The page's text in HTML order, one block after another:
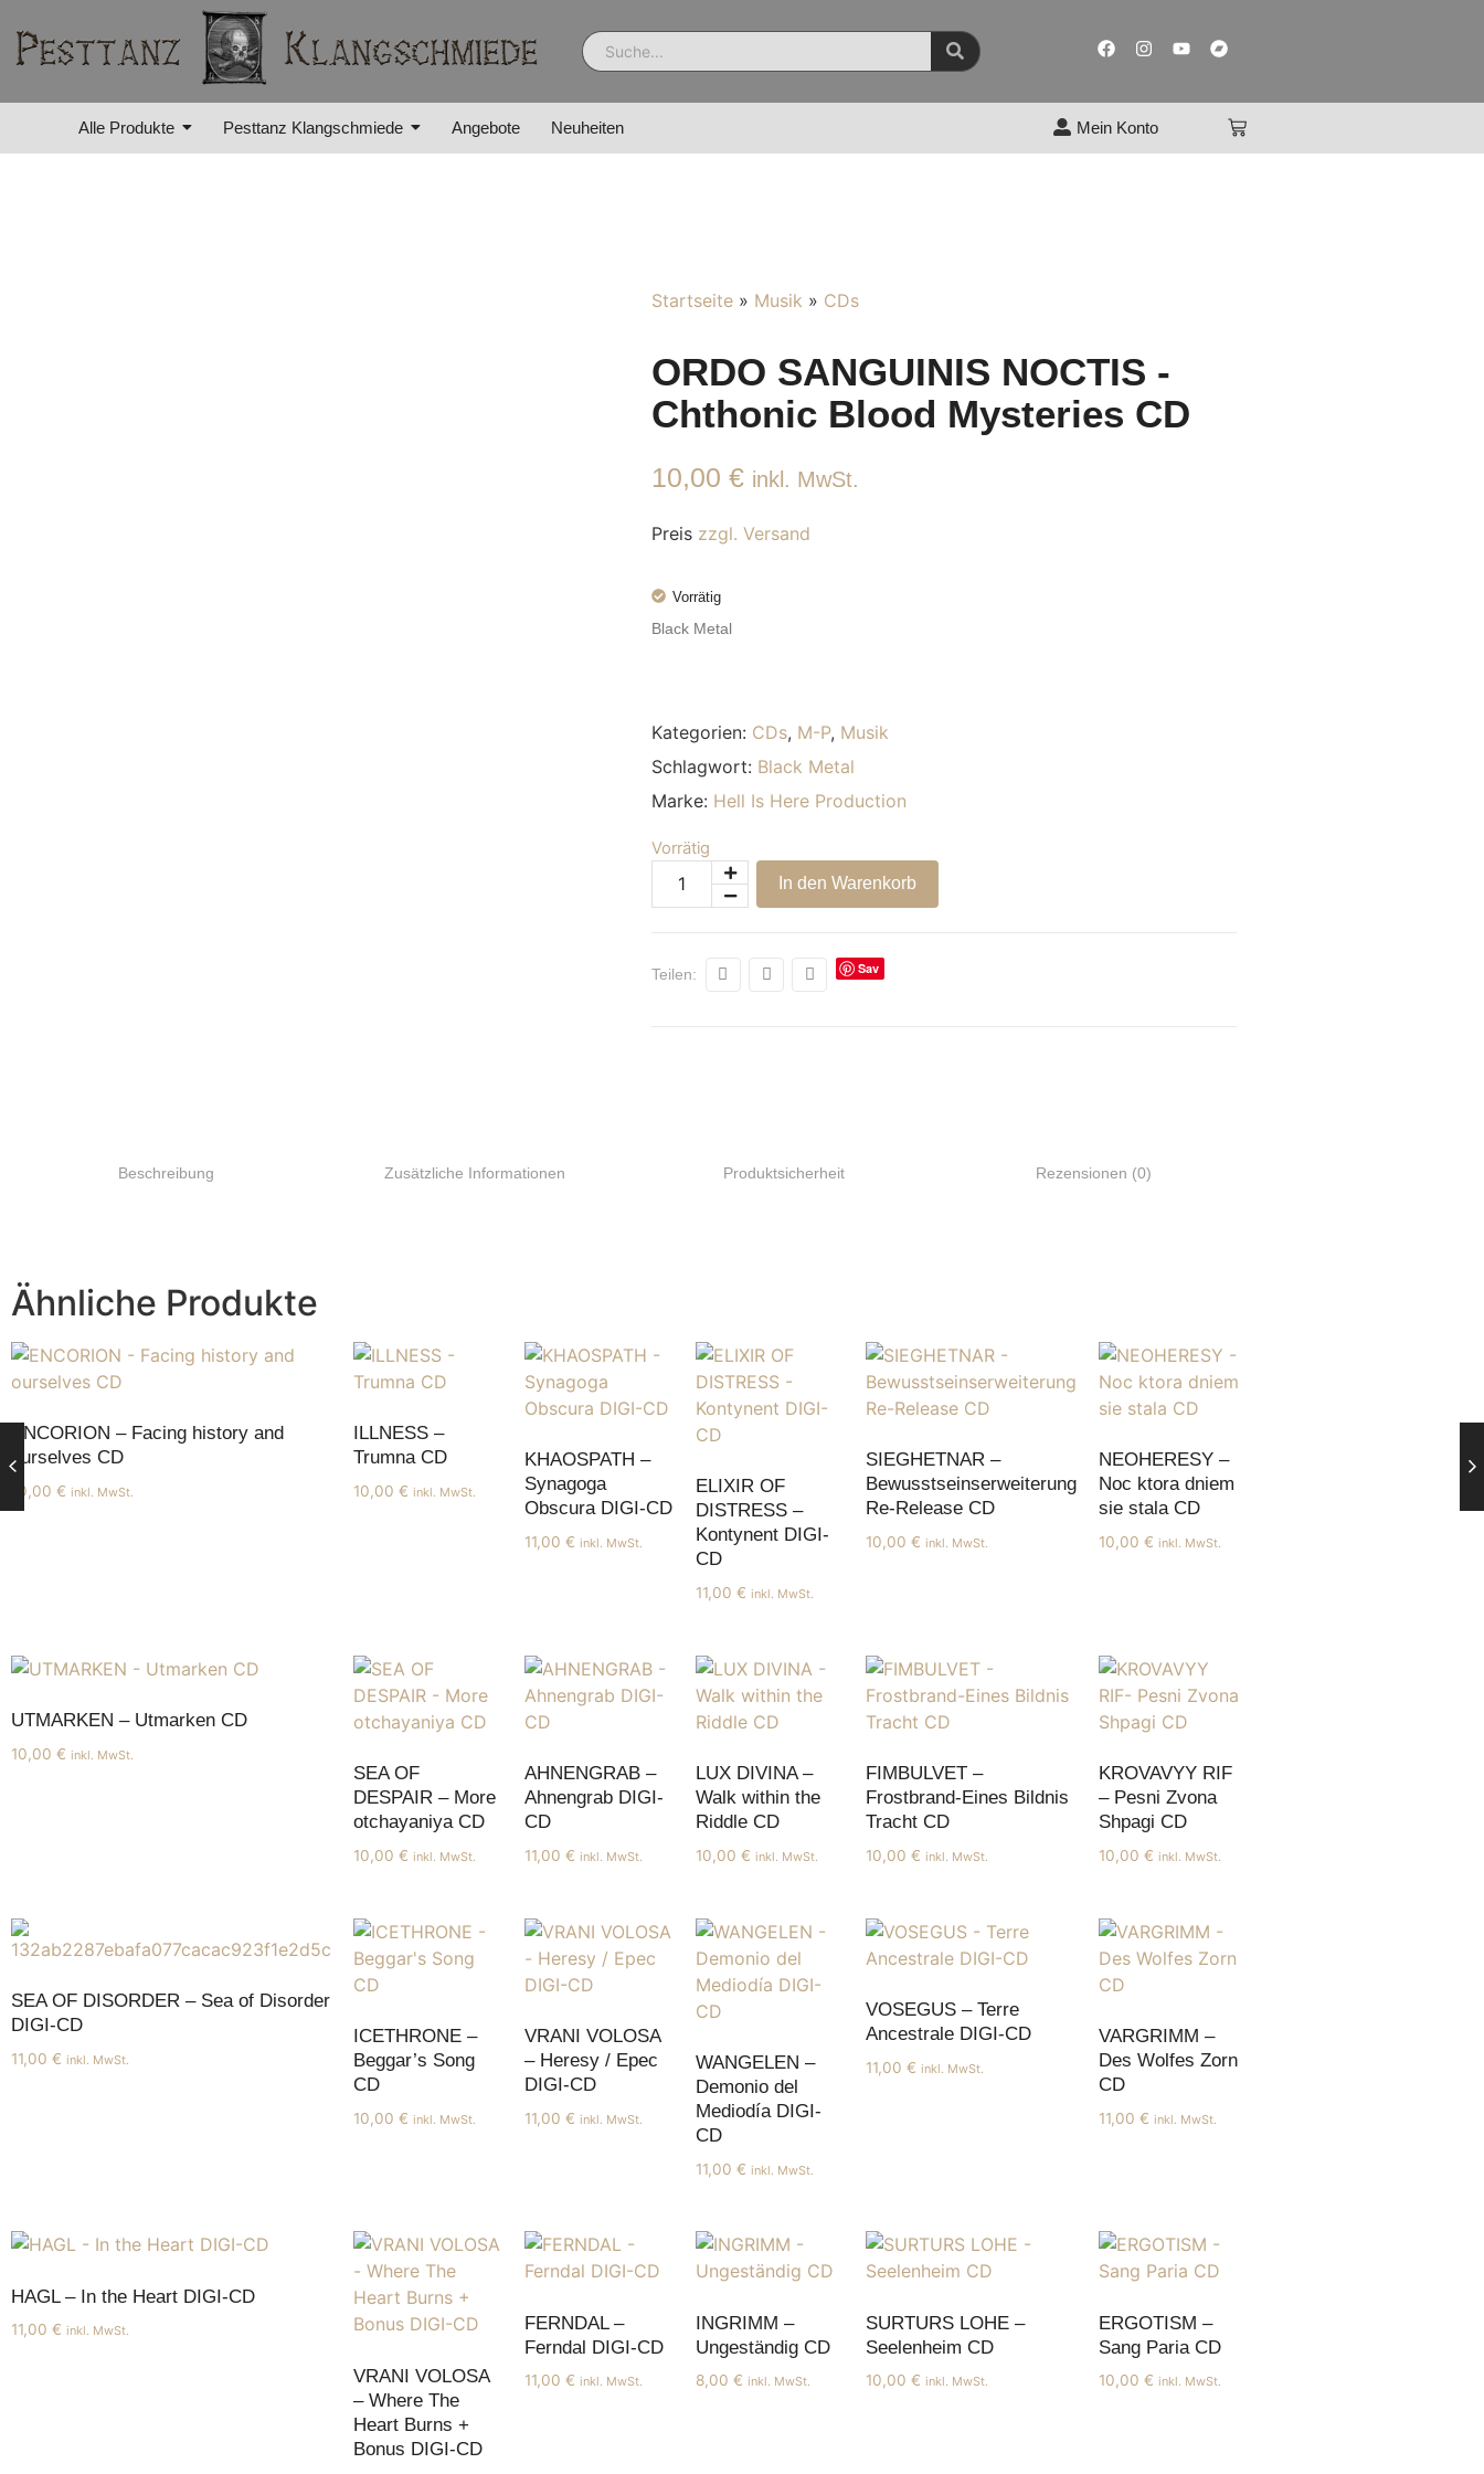
Alle Produkte Pesttanz Klangschmiede Angebote Neuheiten Mein Konto
Startseite » Musik » CDs
ORDO SANGUINIS NOCTIS -
Chthonic Blood Mysteries CD
10,00 € inkl. MwSt.
Preis zzgl. Versand
Vorrätig
Black Metal
Kategorien: CDs, M-P, Musik
Schlagwort: Black Metal
Marke: Hell Is Here Production
Vorrätig
In den Warenkorb
Alternative:
Teilen:
Sav
Beschreibung Zusätzliche Informationen Produktsicherheit Rezensionen (0)
Ähnliche Produkte
ENCORION – Facing history and
ourselves CD
10,00 € inkl. MwSt.
ILLNESS –
Trumna CD
10,00 € inkl. MwSt.
KHAOSPATH –
Synagoga
Obscura DIGI-CD
11,00 € inkl. MwSt.
ELIXIR OF
DISTRESS –
Kontynent DIGI-
CD
11,00 € inkl. MwSt.
SIEGHETNAR –
Bewusstseinserweiterung
Re-Release CD
10,00€ inkl. MwSt.
NEOHERESY –
Noc ktora dniem
sie stala CD
10,00€ inkl. MwSt.
UTMARKEN – Utmarken CD
10,00 € inkl. MwSt.
SEA OF
DESPAIR – More
otchayaniya CD
10,00 € inkl. MwSt.
AHNENGRAB –
Ahnengrab DIGI-
CD
11,00 € inkl. MwSt.
LUX DIVINA –
Walk within the
Riddle CD
10,00 € inkl. MwSt.
FIMBULVET –
Frostbrand-Eines Bildnis
Tracht CD
10,00€ inkl. MwSt.
KROVAVYY RIF
– Pesni Zvona
Shpagi CD
10,00€ inkl. MwSt.
SEA OF DISORDER – Sea of Disorder
DIGI-CD
11,00 € inkl. MwSt.
ICETHRONE –
Beggar’s Song
CD
10,00 € inkl. MwSt.
VRANI VOLOSA
– Heresy / Epec
DIGI-CD
11,00 € inkl. MwSt.
WANGELEN –
Demonio del
Mediodía DIGI-
CD
11,00 € inkl. MwSt.
VOSEGUS – Terre
Ancestrale DIGI-CD
11,00€ inkl. MwSt.
VARGRIMM –
Des Wolfes Zorn
CD
11,00€ inkl. MwSt.
HAGL – In the Heart DIGI-CD
11,00 € inkl. MwSt.
VRANI VOLOSA
– Where The
Heart Burns +
Bonus DIGI-CD
FERNDAL –
Ferndal DIGI-CD
11,00 € inkl. MwSt.
INGRIMM –
Ungeständig CD
8,00 € inkl. MwSt.
SURTURS LOHE –
Seelenheim CD
10,00€ inkl. MwSt.
ERGOTISM –
Sang Paria CD
10,00€ inkl. MwSt.